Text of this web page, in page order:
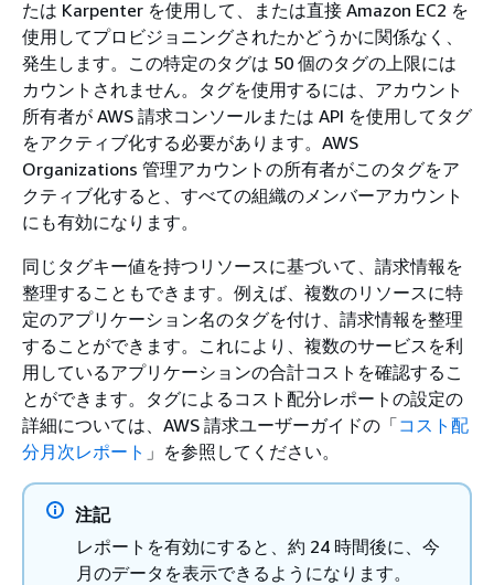
たは Karpenter を使用して、または直接 Amazon EC2 を
使用してプロビジョニングされたかどうかに関係なく、
発生します。この特定のタグは 50 個のタグの上限には
カウントされません。タグを使用するには、アカウント
所有者が AWS 請求コンソールまたは API を使用してタグ
をアクティブ化する必要があります。AWS
Organizations 管理アカウントの所有者がこのタグをア
クティブ化すると、すべての組織のメンバーアカウント
にも有効になります。
同じタグキー値を持つリソースに基づいて、請求情報を
整理することもできます。例えば、複数のリソースに特
定のアプリケーション名のタグを付け、請求情報を整理
することができます。これにより、複数のサービスを利
用しているアプリケーションの合計コストを確認するこ
とができます。タグによるコスト配分レポートの設定の
詳細については、AWS 請求ユーザーガイドの「コスト配
分月次レポート 」を参照してください。
注記
レポートを有効にすると、約 24 時間後に、今
月のデータを表示できるようになります。